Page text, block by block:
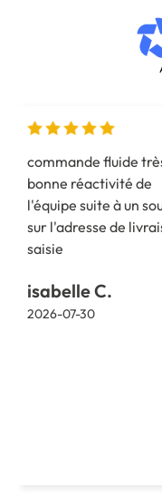
commande fluide
bonne réactivité de
l'équipe suite à un
sur l'adresse de
saisie
isabelle C.
2026-07-30